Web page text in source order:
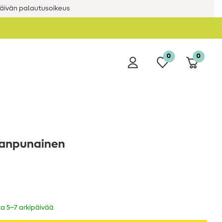
palautusoikeus
0 0
5–7 arkipäivää